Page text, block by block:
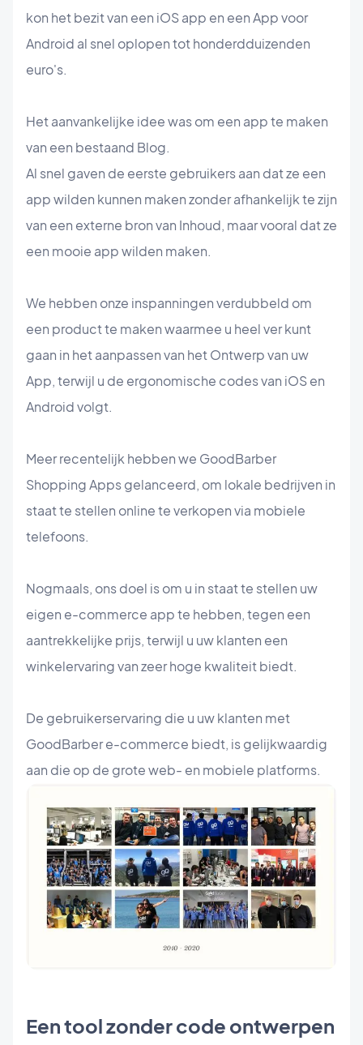
kon het bezit van een iOS app en een App voor
Android al snel oplopen tot honderdduizenden
euro's.
Het aanvankelijke idee was om een app te maken
van een bestaand Blog.
Al snel gaven de eerste gebruikers aan dat ze een
app wilden kunnen maken zonder afhankelijk te zijn
van een externe bron van Inhoud, maar vooral dat ze
een mooie app wilden maken.
We hebben onze inspanningen verdubbeld om
een product te maken waarmee u heel ver kunt
gaan in het aanpassen van het Ontwerp van uw
App, terwijl u de ergonomische codes van iOS en
Android volgt.
Meer recentelijk hebben we GoodBarber
Shopping Apps gelanceerd, om lokale bedrijven in
staat te stellen online te verkopen via mobiele
telefoons.
Nogmaals, ons doel is om u in staat te stellen uw
eigen e-commerce app te hebben, tegen een
aantrekkelijke prijs, terwijl u uw klanten een
winkelervaring van zeer hoge kwaliteit biedt.
De gebruikerservaring die u uw klanten met
GoodBarber e-commerce biedt, is gelijkwaardig
aan die op de grote web- en mobiele platforms.
Een tool zonder code ontwerpen